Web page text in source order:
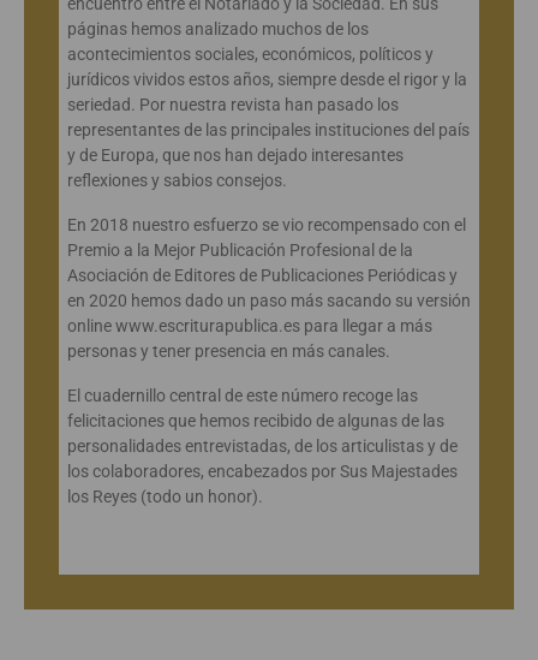
encuentro entre el Notariado y la Sociedad. En sus
páginas hemos analizado muchos de los
acontecimientos sociales, económicos, políticos y
jurídicos vividos estos años, siempre desde el rigor y la
seriedad. Por nuestra revista han pasado los
representantes de las principales instituciones del país
y de Europa, que nos han dejado interesantes
reflexiones y sabios consejos.
En 2018 nuestro esfuerzo se vio recompensado con el
Premio a la Mejor Publicación Profesional de la
Asociación de Editores de Publicaciones Periódicas y
en 2020 hemos dado un paso más sacando su versión
online www.escriturapublica.es para llegar a más
personas y tener presencia en más canales.
El cuadernillo central de este número recoge las
felicitaciones que hemos recibido de algunas de las
personalidades entrevistadas, de los articulistas y de
los colaboradores, encabezados por Sus Majestades
los Reyes (todo un honor).